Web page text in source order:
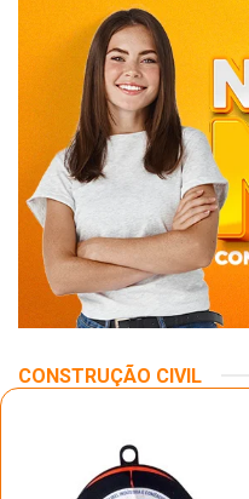
CONSTRUÇÃO CIVIL